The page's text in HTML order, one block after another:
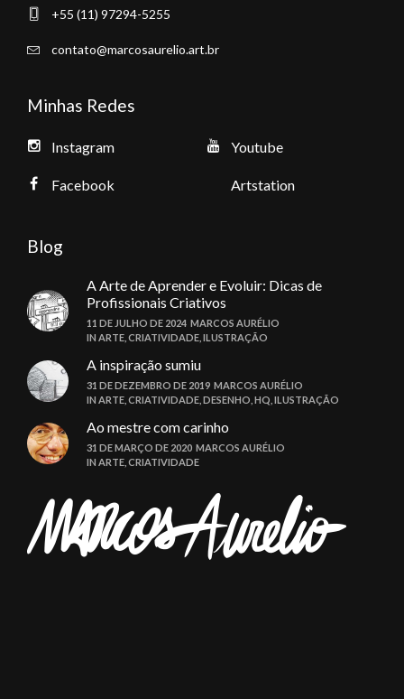
+55 (11) 97294-5255
contato@marcosaurelio.art.br
Minhas Redes
Instagram
Facebook
Youtube
Artstation
Blog
A Arte de Aprender e Evoluir: Dicas de
Profissionais Criativos
11 DE JULHO DE 2024 MARCOS AURÉLIO
IN ARTE CRIATIVIDADE ILUSTRAÇÃO
A inspiração sumiu
31 DE DEZEMBRO DE 2019 MARCOS AURÉLIO
IN ARTE CRIATIVIDADE DESENHO HQ ILUSTRAÇÃO
Ao mestre com carinho
31 DE MARÇO DE 2020 MARCOS AURÉLIO
IN ARTE CRIATIVIDADE